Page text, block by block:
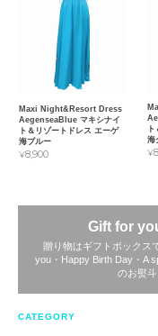
Maxi Night&Resort Dress
AegenseaBlue マキシナイ
ト＆リゾートドレス エーゲ
海ブルー
¥8,900
海
Gift for
贈り物はギフトボックス
you・Happy Birth Day・A
のお熨
CATEGORY